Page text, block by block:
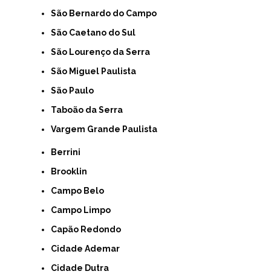
São Bernardo do Campo
São Caetano do Sul
São Lourenço da Serra
São Miguel Paulista
São Paulo
Taboão da Serra
Vargem Grande Paulista
Berrini
Brooklin
Campo Belo
Campo Limpo
Capão Redondo
Cidade Ademar
Cidade Dutra